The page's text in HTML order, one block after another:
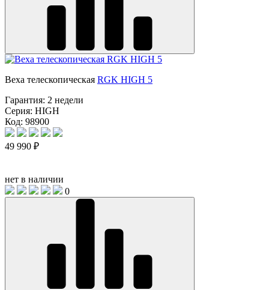
Веха телескопическая RGK HIGH 5
Гарантия: 2 недели
Серия: HIGH
Код: 98900
49 990 ₽
нет в наличии
0